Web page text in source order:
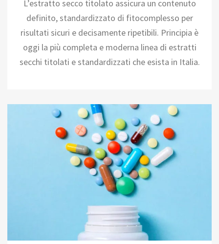
L’estratto secco titolato assicura un contenuto
definito, standardizzato di fitocomplesso per
risultati sicuri e decisamente ripetibili. Principia è
oggi la più completa e moderna linea di estratti
secchi titolati e standardizzati che esista in Italia.